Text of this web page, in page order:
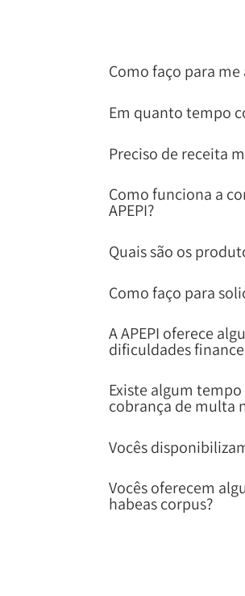
Como faço para me
Em quanto tempo
Preciso de receita
Como funciona a
APEPI?
Quais são os
Como faço para
A APEPI oferece
dificuldades
Existe algum
cobrança de multa
Vocês
Vocês oferecem
habeas corpus?